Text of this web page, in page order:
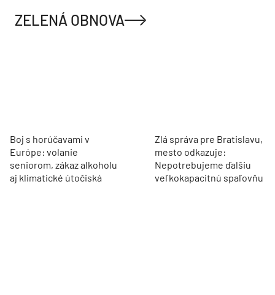
ZELENÁ OBNOVA
Boj s horúčavami v
Európe: volanie
seniorom, zákaz alkoholu
aj klimatické útočiská
Zlá správa pre Bratislavu,
mesto odkazuje:
Nepotrebujeme ďalšiu
veľkokapacitnú spaľovňu